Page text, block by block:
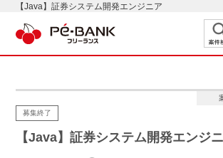
【Java】証券システム開発エンジニア
募集終了
【Java】証券システム開発エンジ